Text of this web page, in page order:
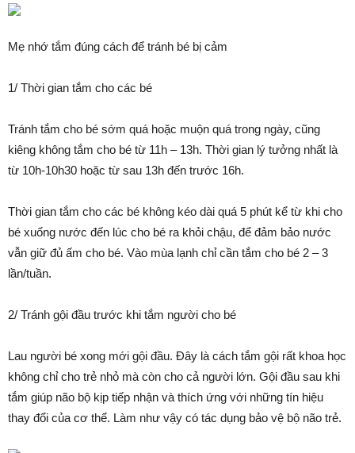
Mẹ nhớ tắm đúng cách để tránh bé bị cảm
1/ Thời gian tắm cho các bé
Tránh tắm cho bé sớm quá hoặc muộn quá trong ngày, cũng
kiêng không tắm cho bé từ 11h – 13h. Thời gian lý tưởng nhất là
từ 10h-10h30 hoặc từ sau 13h đến trước 16h.
Thời gian tắm cho các bé không kéo dài quá 5 phút kể từ khi cho
bé xuống nước đến lúc cho bé ra khỏi chậu, để đảm bảo nước
vẫn giữ đủ ấm cho bé. Vào mùa lạnh chỉ cần tắm cho bé 2 – 3
lần/tuần.
2/ Tránh gội đầu trước khi tắm người cho bé
Lau người bé xong mới gội đầu. Đây là cách tắm gội rất khoa học
không chỉ cho trẻ nhỏ mà còn cho cả người lớn. Gội đầu sau khi
tắm giúp não bộ kịp tiếp nhận và thích ứng với những tín hiệu
thay đổi của cơ thể. Làm như vậy có tác dụng bảo vệ bộ não trẻ.